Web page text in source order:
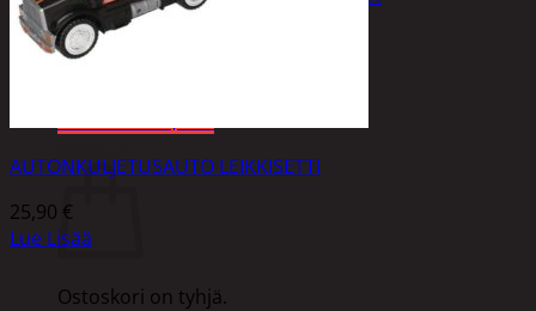
Etsi:
Ostoskori on tyhjä.
AUTONKULJETUSAUTO LEIKKISETTI
25,90 €
Lue Lisää